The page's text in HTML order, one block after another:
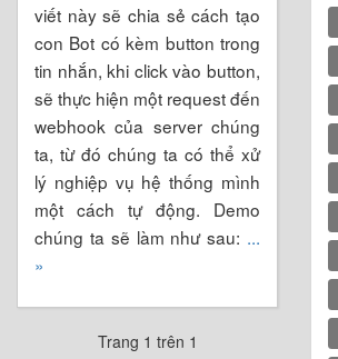
viết này sẽ chia sẻ cách tạo
con Bot có kèm button trong
tin nhắn, khi click vào button,
sẽ thực hiện một request đến
webhook của server chúng
ta, từ đó chúng ta có thể xử
lý nghiệp vụ hệ thống mình
một cách tự động. Demo
chúng ta sẽ làm như sau: ...
»
Trang 1 trên 1